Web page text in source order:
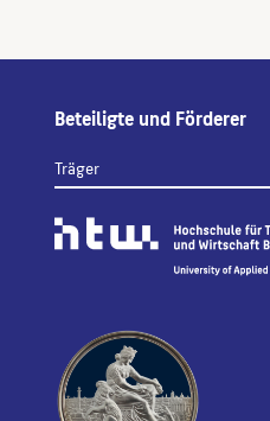
Beteiligte und Förderer
Träger